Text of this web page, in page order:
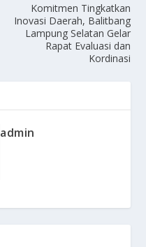
Komitmen Tingkatkan
Inovasi Daerah, Balitbang
Lampung Selatan Gelar
Rapat Evaluasi dan
Kordinasi
admin